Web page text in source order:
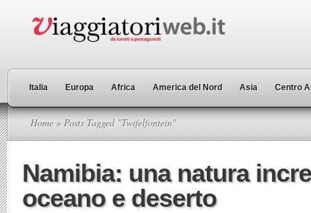
Italia Europa Africa America del Nord Asia Centro
Home » Posts Tagged "Twifelfontein"
Namibia: una natura
oceano e deserto